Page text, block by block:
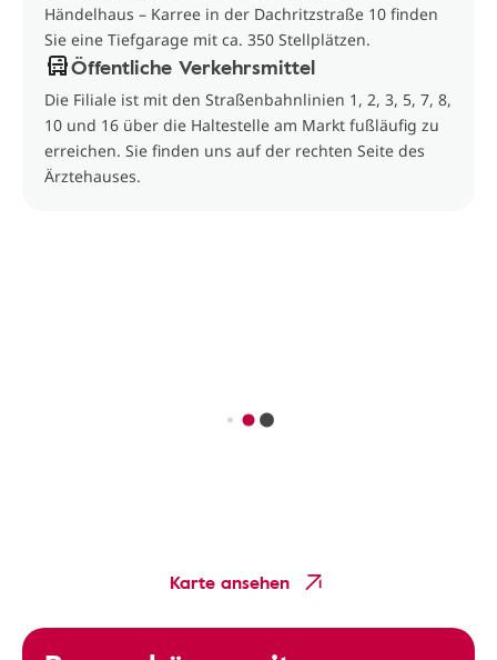
Händelhaus – Karree in der Dachritzstraße 10 finden
Sie eine Tiefgarage mit ca. 350 Stellplätzen.
Öffentliche Verkehrsmittel
Die Filiale ist mit den Straßenbahnlinien 1, 2, 3, 5, 7, 8,
10 und 16 über die Haltestelle am Markt fußläufig zu
erreichen. Sie finden uns auf der rechten Seite des
Ärztehauses.
Karte ansehen